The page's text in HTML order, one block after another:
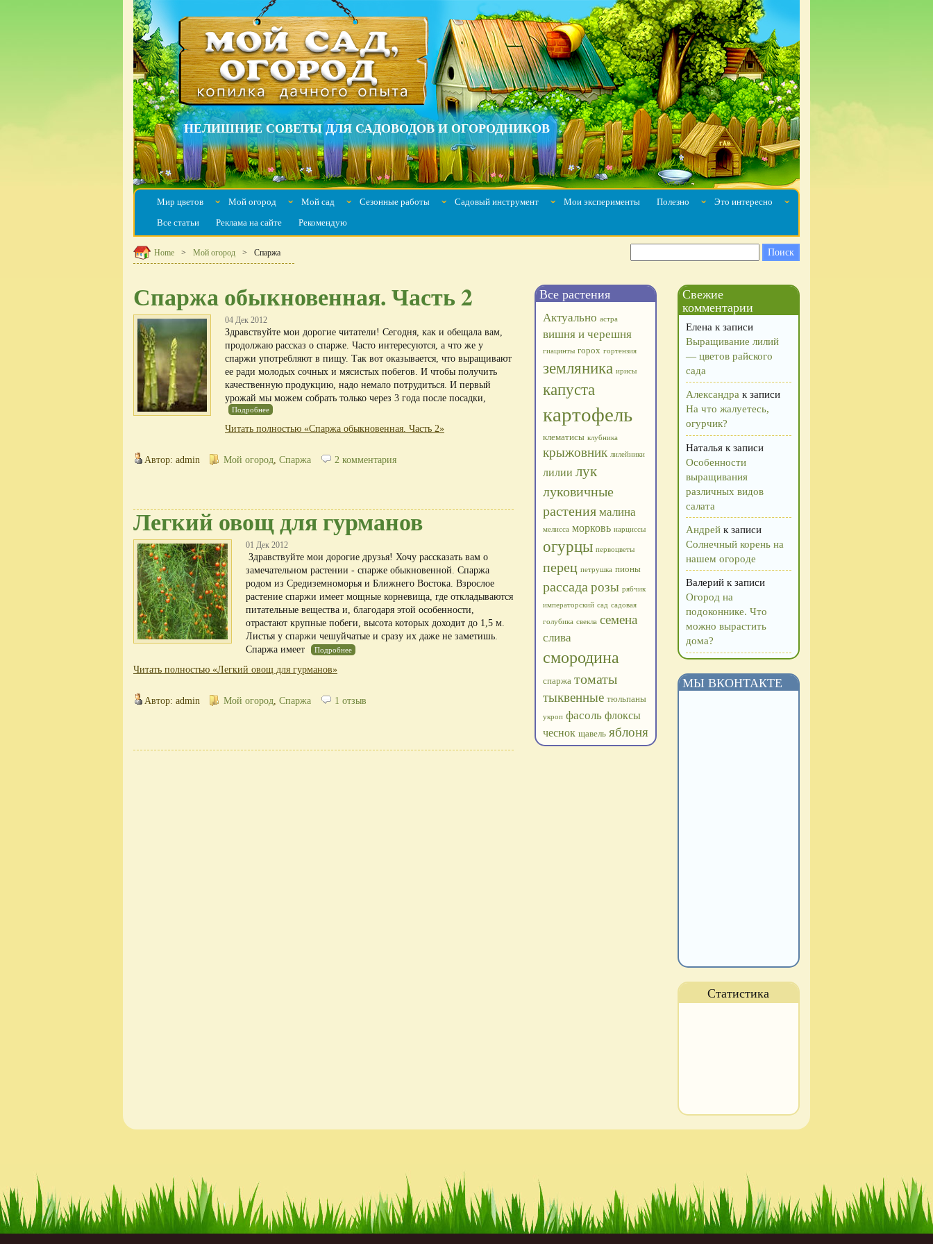
НЕЛИШНИЕ СОВЕТЫ ДЛЯ САДОВОДОВ И ОГОРОДНИКОВ
Мир цветов ˇ Мой огород ˇ Мой сад ˇ Сезонные работы ˇ Садовый инструмент ˇ Мои эксперименты Полезно ˇ Это интересно ˇ
Все статьи Реклама на сайте Рекомендую
Home Мой огород Спаржа
Спаржа обыкновенная. Часть 2
04 Дек 2012
Здравствуйте мои дорогие читатели! Сегодня, как и обещала вам,
продолжаю рассказ о спарже. Часто интересуются, а что же у
спаржи употребляют в пищу. Так вот оказывается, что выращивают
ее ради молодых сочных и мясистых побегов. И чтобы получить
качественную продукцию, надо немало потрудиться. И первый
урожай мы можем собрать только через 3 года после посадки,
Подробнее
Читать полностью «Спаржа обыкновенная. Часть 2»
Автор: admin Мой огород, Спаржа 2 комментария
Легкий овощ для гурманов
01 Дек 2012
Здравствуйте мои дорогие друзья! Хочу рассказать вам о
замечательном растении - спарже обыкновенной. Спаржа
родом из Средиземноморья и Ближнего Востока. Взрослое
растение спаржи имеет мощные корневища, где откладываются
питательные вещества и, благодаря этой особенности,
отрастают крупные побеги, высота которых доходит до 1,5 м.
Листья у спаржи чешуйчатые и сразу их даже не заметишь.
Спаржа имеет
Подробнее
Читать полностью «Легкий овощ для гурманов»
Автор: admin Мой огород, Спаржа 1 отзыв
Все растения
Актуально астра
вишня и черешня
гиацинты горох гортензия
земляника ирисы
капуста
картофель
клематисы клубника
крыжовник лилейники
лилии лук
луковичные
растения малина
мелисса морковь нарциссы
огурцы первоцветы
перец петрушка пионы
рассада розы рябчик
императорский сад садовая
голубика свекла семена
слива
смородина
спаржа томаты
тыквенные тюльпаны
укроп фасоль флоксы
чеснок щавель яблоня
Свежие
комментарии
Елена к записи
Выращивание лилий
— цветов райского
сада
Александрак записи
На что жалуетесь,
огурчик?
Натальяк записи
Особенности
выращивания
различных видов
салата
Андрейк записи
Солнечный корень на
нашем огороде
Валерийк записи
Огород на
подоконнике. Что
можно вырастить
дома?
МЫ ВКОНТАКТЕ
Статистика